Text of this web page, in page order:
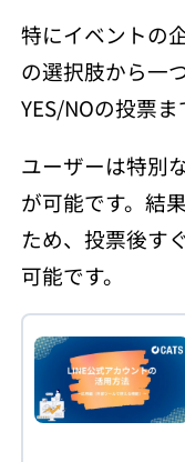
特にイベントの
の選択肢から一
YES/NOの投票ま
ユーザーは特別
が可能です。結
ため、投票後す
可能です。